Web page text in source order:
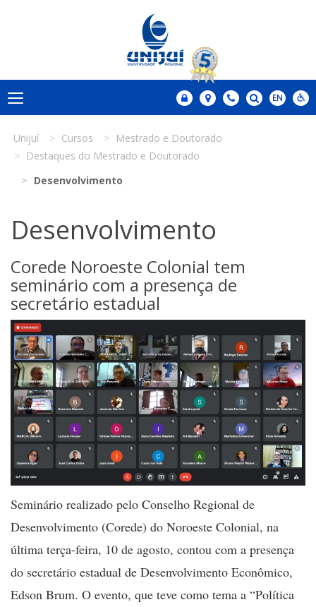
Unijuí Cursos
Mestrado e Doutorado
Destaques do Mestrado e Doutorado
Desenvolvimento
Desenvolvimento
Corede Noroeste Colonial tem
seminário com a presença de
secretário estadual
Seminário realizado pelo Conselho Regional de
Desenvolvimento (Corede) do Noroeste Colonial, na
última terça-feira, 10 de agosto, contou com a presença
do secretário estadual de Desenvolvimento Econômico,
Edson Brum. O evento, que teve como tema a “Política